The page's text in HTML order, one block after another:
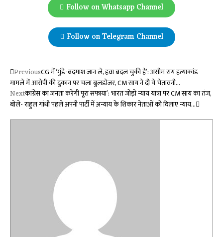
Follow on Whatsapp Channel
Follow on Telegram Channel
PreviousCG में ‘गुंडे-बदमाश जान ले, हवा बदल चुकी है’: असीम राय हत्याकांड
मामले में आरोपी की दुकान पर चला बुलडोजर, CM साय ने दी ये चेतावनी…
Nextकांग्रेस का जनता करेगी पूरा सफाया’: भारत जोड़ो न्याय यात्रा पर CM साय का तंज,
बोले- राहुल गांधी पहले अपनी पार्टी में अन्याय के शिकार नेताओं को दिलाए न्याय…